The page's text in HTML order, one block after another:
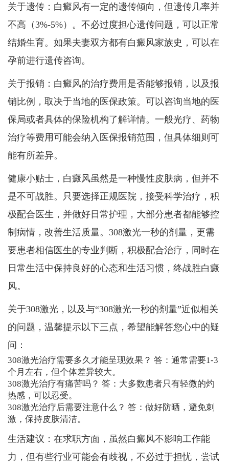
关于遗传：白癜风有一定的遗传倾向，但遗传几率并
不高（3%-5%）。不必过度担心遗传问题，可以正常
结婚生育。如果夫妻双方都有白癜风家族史，可以在
孕前进行遗传咨询。
关于报销：白癜风的治疗费用是否能够报销，以及报
销比例，取决于当地的医保政策。可以咨询当地的医
保局或者具体的保险机构了解详情。一般光疗、药物
治疗等费用可能会纳入医保报销范围，但具体细则可
能有所差异。
健康小贴士，白癜风虽然是一种慢性皮肤病，但并不
是不可战胜。只要选择正规医院，接受科学治疗，积
极配合医生，并做好日常护理，大部分患者都能够控
制病情，改善生活质量。308激光一秒的剂量，更需
要患者相信医生的专业判断，积极配合治疗，同时在
日常生活中保持良好的心态和生活习惯，终战胜白癜
风。
关于308激光，以及与“308激光一秒的剂量”近似相关
的问题，温馨提示以下三点，希望能解答您心中的疑
问：
308激光治疗需要多久才能呈现效果？ 答：通常需要1-3
个月左右，但个体差异较大。
308激光治疗有痛苦吗？ 答：大多数患者只有轻微的灼
热感，可以忍受。
308激光治疗后需要注意什么？ 答：做好防晒，避免刺
激，保持皮肤清洁。
生活建议：在求职方面，虽然白癜风不影响工作能
力，但有些行业可能会有歧视，不必过于担忧，尝试